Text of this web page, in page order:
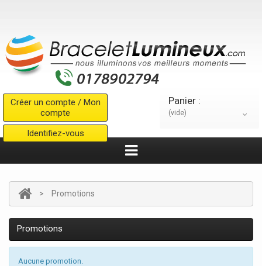
Créer un compte / Mon
compte
Identifiez-vous
Panier :
(vide)
> Promotions
Promotions
Aucune promotion.